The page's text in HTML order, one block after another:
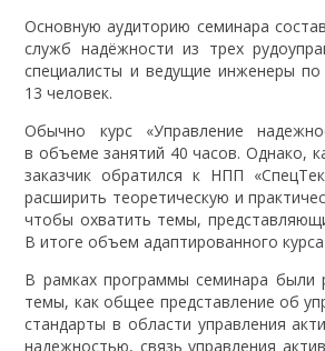
Основную аудиторию семинара
служб надёжности из трех
специалисты и ведущие инженеры по
13 человек.
Обычно курс «Управление
в объеме занятий 40 часов. Однако,
заказчик обратился к НПП
расширить теоретическую и
чтобы охватить темы,
В итоге объем адаптированного
В рамках программы семинара были
темы, как общее представление об
стандарты в области управления
надежностью, связь управления